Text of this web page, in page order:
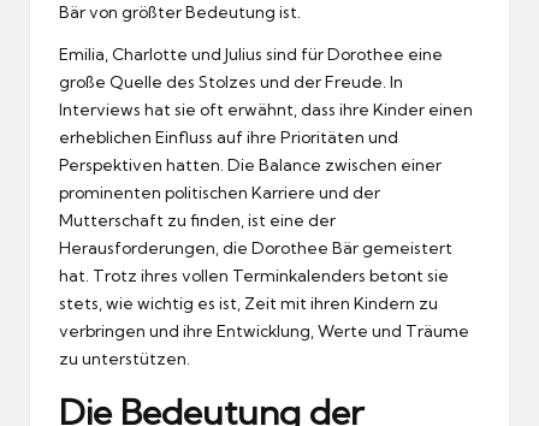
Bär von größter Bedeutung ist.
Emilia, Charlotte und Julius sind für Dorothee eine
große Quelle des Stolzes und der Freude. In
Interviews hat sie oft erwähnt, dass ihre Kinder einen
erheblichen Einfluss auf ihre Prioritäten und
Perspektiven hatten. Die Balance zwischen einer
prominenten politischen Karriere und der
Mutterschaft zu finden, ist eine der
Herausforderungen, die Dorothee Bär gemeistert
hat. Trotz ihres vollen Terminkalenders betont sie
stets, wie wichtig es ist, Zeit mit ihren Kindern zu
verbringen und ihre Entwicklung, Werte und Träume
zu unterstützen.
Die Bedeutung der